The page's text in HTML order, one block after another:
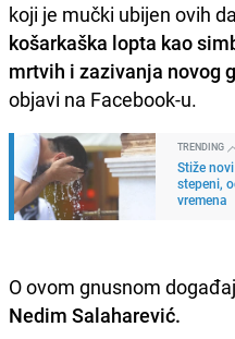
koji je mučki ubijen ovih
košarkaška lopta kao
mrtvih i zazivanja novog
objavi na Facebook-u.
TRENDING
Stiže
stepeni,
vremena
O ovom gnusnom
Nedim Salaharević.